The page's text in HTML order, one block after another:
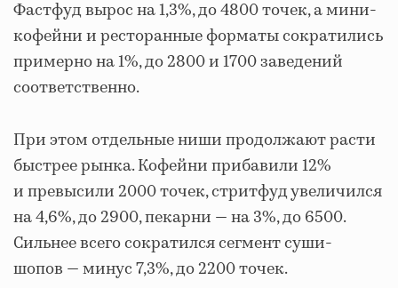
Фастфуд вырос на 1,3%, до 4800 точек, а мини-
кофейни и ресторанные форматы сократились
примерно на 1%, до 2800 и 1700 заведений
соответственно.
При этом отдельные ниши продолжают расти
быстрее рынка. Кофейни прибавили 12%
и превысили 2000 точек, стритфуд увеличился
на 4,6%, до 2900, пекарни — на 3%, до 6500.
Сильнее всего сократился сегмент суши-
шопов — минус 7,3%, до 2200 точек.